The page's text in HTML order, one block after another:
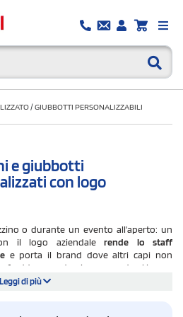
/GIUBBOTTI PERSONALIZZABILI
e giubbotti
con logo
o durante un evento all'aperto: un
il logo aziendale rende lo staff
e porta il brand dove altri capi non
freddo, quando piove, quando si lavora
sé ilmessaggio dell'azienda
Leggi di più